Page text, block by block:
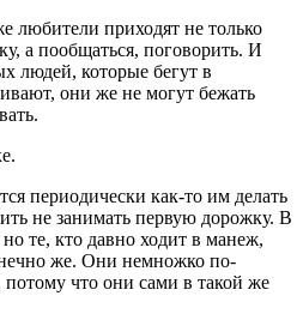
любители приходят не только
а пообщаться, поговорить. И
людей, которые бегут в
они же не могут бежать
периодически как-то им делать
не занимать первую дорожку. В
те, кто давно ходит в манеж,
же. Они немножко по-
потому что они сами в такой же